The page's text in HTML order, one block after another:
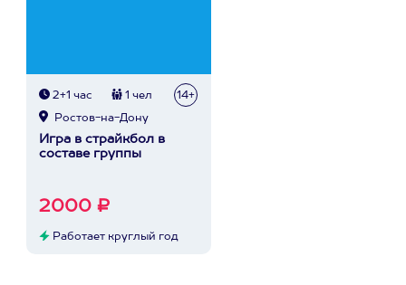
2+1 час 1 чел 14+
Ростов-на-Дону
Игра в страйкбол в
составе группы
2000 ₽
Работает круглый год